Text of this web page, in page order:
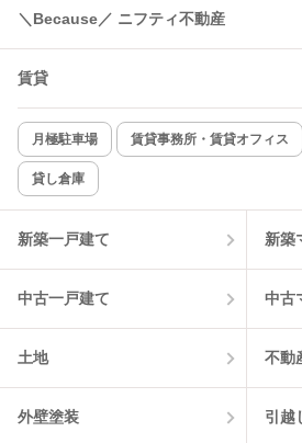
＼Because／ ニフティ不動産
賃貸
月極駐車場 賃貸事務所・賃貸オフィス
貸し倉庫
新築一戸建て 新築
中古一戸建て 中古
土地 不動
外壁塗装 引越